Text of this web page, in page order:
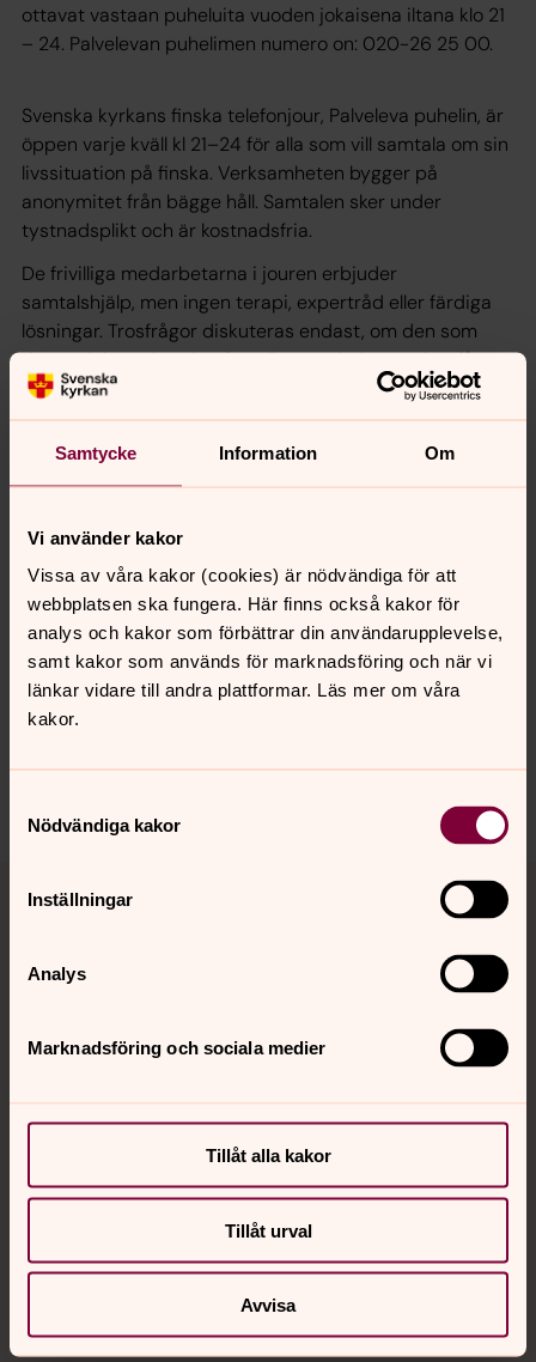
Samtycke Information Om
Vi använder kakor
Vissa av våra kakor (cookies) är nödvändiga för att
webbplatsen ska fungera. Här finns också kakor för
analys och kakor som förbättrar din användarupplevelse,
samt kakor som används för marknadsföring och när vi
länkar vidare till andra plattformar. Läs mer om våra
kakor.
Nödvändiga kakor
Inställningar
Analys
Marknadsföring och sociala medier
Tillåt alla kakor
Tillåt urval
Avvisa
ottavat vastaan puheluita vuoden jokaisena iltana klo 21
– 24. Palvelevan puhelimen numero on: 020-26 25 00.
Svenska kyrkans finska telefonjour, Palveleva puhelin, är
öppen varje kväll kl 21–24 för alla som vill samtala om sin
livssituation på finska. Verksamheten bygger på
anonymitet från bägge håll. Samtalen sker under
tystnadsplikt och är kostnadsfria.
De frivilliga medarbetarna i jouren erbjuder
samtalshjälp, men ingen terapi, expertråd eller färdiga
lösningar. Trosfrågor diskuteras endast, om den som
ringer själv önskar det. Samtliga medarbetare har fått
grundutbildning i samtalshjälp och får kontinuerlig
handledning och fortbildning.
Senast ändrad 6 december 2017
Synpunkter eller frågor på sidans
innehåll?
lagunda.forsamling@svenskakyrkan.se
Kontakt
Sociala kanaler